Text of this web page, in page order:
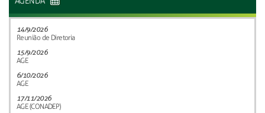
14/9/2026
Reunião de Diretoria
15/9/2026
AGE
6/10/2026
AGE
17/11/2026
AGE (CONADEP)